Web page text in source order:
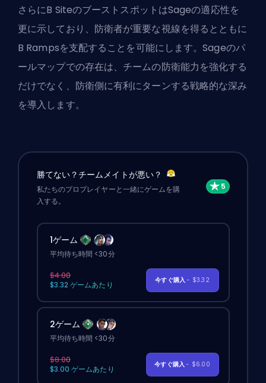
さらにB SiteのブーストスポットはSageの適応性を
更に示しており、防衛者が重要な視線を得るとともに
B Rampsを支配することを可能にします。Sageのパ
ールマップでの存在は、チームの防衛能力を強化する
だけでなく、防衛側に有利にターンする戦略的な深み
を導入します。
勝てない？チームメイトが悪い？
私たちのプロプレイヤーと一緒にゲームを購
入する。
1ゲーム
平均待ち時間 <30分
$4.00
$3.32 ゲームあたり
今すぐ購入- $3.32
2ゲーム
平均待ち時間 <30分
$8.00
$3.00 ゲームあたり
今すぐ購入- $6.00